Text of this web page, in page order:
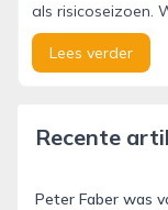
als risicoseizoen.
Lees verder
Recente
Peter Faber was